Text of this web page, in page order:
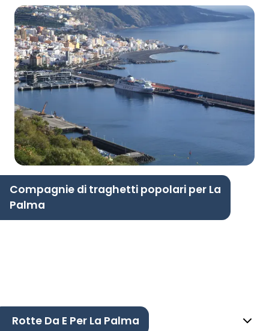
Compagnie di traghetti popolari per La
Palma
Rotte Da E Per La Palma